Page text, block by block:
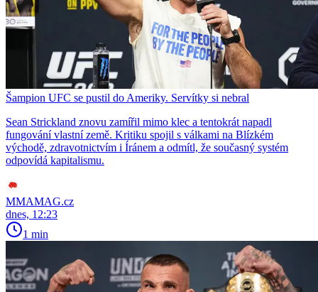
Šampion UFC se pustil do Ameriky. Servítky si nebral
Sean Strickland znovu zamířil mimo klec a tentokrát napadl
fungování vlastní země. Kritiku spojil s válkami na Blízkém
východě, zdravotnictvím i Íránem a odmítl, že současný systém
odpovídá kapitalismu.
MMAMAG.cz
dnes, 12:23
1 min